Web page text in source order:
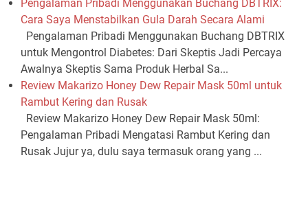
Pengalaman Pribadi Menggunakan Buchang DBTRIX:
Cara Saya Menstabilkan Gula Darah Secara Alami
Pengalaman Pribadi Menggunakan Buchang DBTRIX
untuk Mengontrol Diabetes: Dari Skeptis Jadi Percaya
Awalnya Skeptis Sama Produk Herbal Sa...
Review Makarizo Honey Dew Repair Mask 50ml untuk
Rambut Kering dan Rusak
Review Makarizo Honey Dew Repair Mask 50ml:
Pengalaman Pribadi Mengatasi Rambut Kering dan
Rusak Jujur ya, dulu saya termasuk orang yang ...